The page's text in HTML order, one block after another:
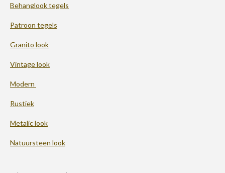
Behanglook tegels
Patroon tegels
Granito look
Vintage look
Modern
Rustiek
Metalic look
Natuursteen look